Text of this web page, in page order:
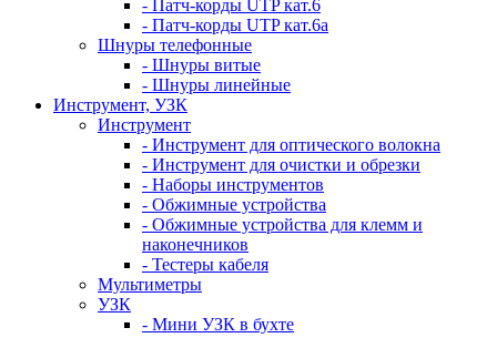
- Патч-корды UTP кат.6
- Патч-корды UTP кат.6а
Шнуры телефонные
- Шнуры витые
- Шнуры линейные
Инструмент, УЗК
Инструмент
- Инструмент для оптического волокна
- Инструмент для очистки и обрезки
- Наборы инструментов
- Обжимные устройства
- Обжимные устройства для клемм и
наконечников
- Тестеры кабеля
Мультиметры
УЗК
- Мини УЗК в бухте